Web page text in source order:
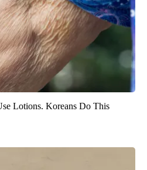
Lotions. Koreans Do This